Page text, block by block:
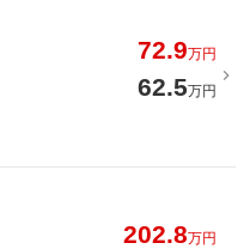
72.9万円
62.5万円
202.8万円